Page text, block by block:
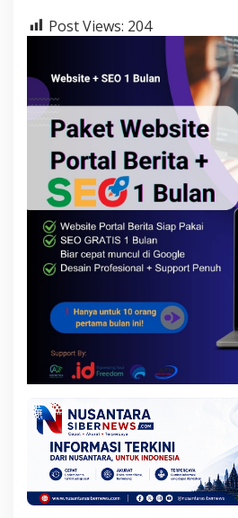
Post Views: 204